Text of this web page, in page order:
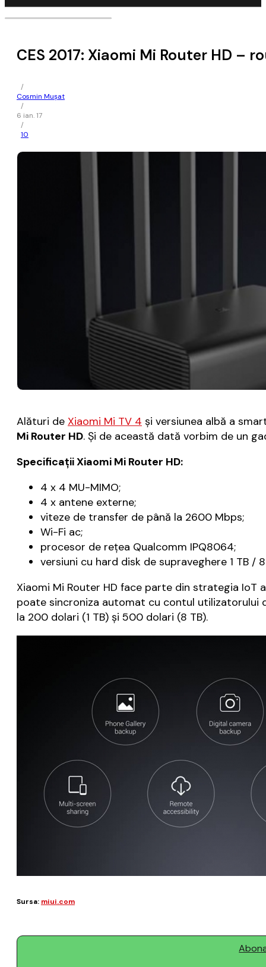
CES 2017: Xiaomi Mi Router HD –
/
Cosmin Mușat
/
6 ian. 17
/
10
Alături de Xiaomi Mi TV 4 şi versiunea albă a
Mi Router HD. Şi de această dată vorbim de un
Specificaţii Xiaomi Mi Router HD:
4 x 4 MU-MIMO;
4 x antene externe;
viteze de transfer de până la 2600 Mbps;
Wi-Fi ac;
procesor de reţea Qualcomm IPQ8064;
versiuni cu hard disk de supraveghere 1 TB / 8
Xiaomi Mi Router HD face parte din strategia
poate sincroniza automat cu contul utilizatorului
la 200 dolari (1 TB) şi 500 dolari (8 TB).
Sursa: miui.com